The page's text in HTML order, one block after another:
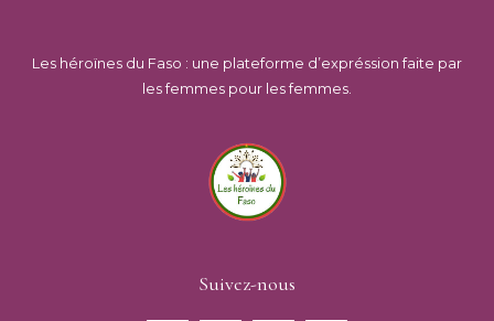
Les héroïnes du Faso : une plateforme d’expréssion faite par
les femmes pour les femmes.
Suivez-nous